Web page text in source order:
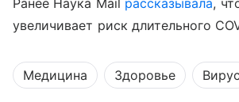
увеличивает риск длительного
Медицина Здоровье Вирус